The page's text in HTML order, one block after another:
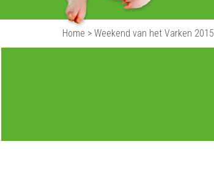
Home > Weekend van het Varken 2015